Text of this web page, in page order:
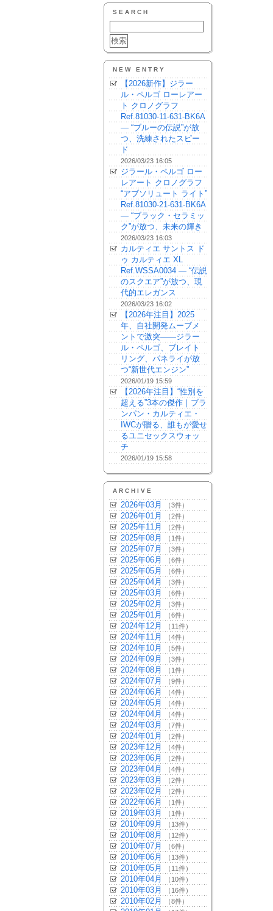
SEARCH
NEW ENTRY
【2026新作】ジラー
ル・ペルゴ ローレアー
ト クロノグラフ
Ref.81030-11-631-BK6A
— “ブルーの伝説”が放
つ、洗練されたスピー
ド
2026/03/23 16:05
ジラール・ペルゴ ロー
レアート クロノグラフ
“アブソリュート ライト”
Ref.81030-21-631-BK6A
— “ブラック・セラミッ
ク”が放つ、未来の輝き
2026/03/23 16:03
カルティエ サントス ド
ゥ カルティエ XL
Ref.WSSA0034 — “伝説
のスクエア”が放つ、現
代的エレガンス
2026/03/23 16:02
【2026年注目】2025
年、自社開発ムーブメ
ントで激突——ジラー
ル・ペルゴ、ブレイト
リング、パネライが放
つ“新世代エンジン”
2026/01/19 15:59
【2026年注目】“性別を
超える”3本の傑作｜ブラ
ンパン・カルティエ・
IWCが贈る、誰もが愛せ
るユニセックスウォッ
チ
2026/01/19 15:58
ARCHIVE
2026年03月 （3件）
2026年01月 （2件）
2025年11月 （2件）
2025年08月 （1件）
2025年07月 （3件）
2025年06月 （6件）
2025年05月 （6件）
2025年04月 （3件）
2025年03月 （6件）
2025年02月 （3件）
2025年01月 （6件）
2024年12月 （11件）
2024年11月 （4件）
2024年10月 （5件）
2024年09月 （3件）
2024年08月 （1件）
2024年07月 （9件）
2024年06月 （4件）
2024年05月 （4件）
2024年04月 （4件）
2024年03月 （7件）
2024年01月 （2件）
2023年12月 （4件）
2023年06月 （2件）
2023年04月 （4件）
2023年03月 （2件）
2023年02月 （2件）
2022年06月 （1件）
2019年03月 （1件）
2010年09月 （13件）
2010年08月 （12件）
2010年07月 （6件）
2010年06月 （13件）
2010年05月 （11件）
2010年04月 （10件）
2010年03月 （16件）
2010年02月 （8件）